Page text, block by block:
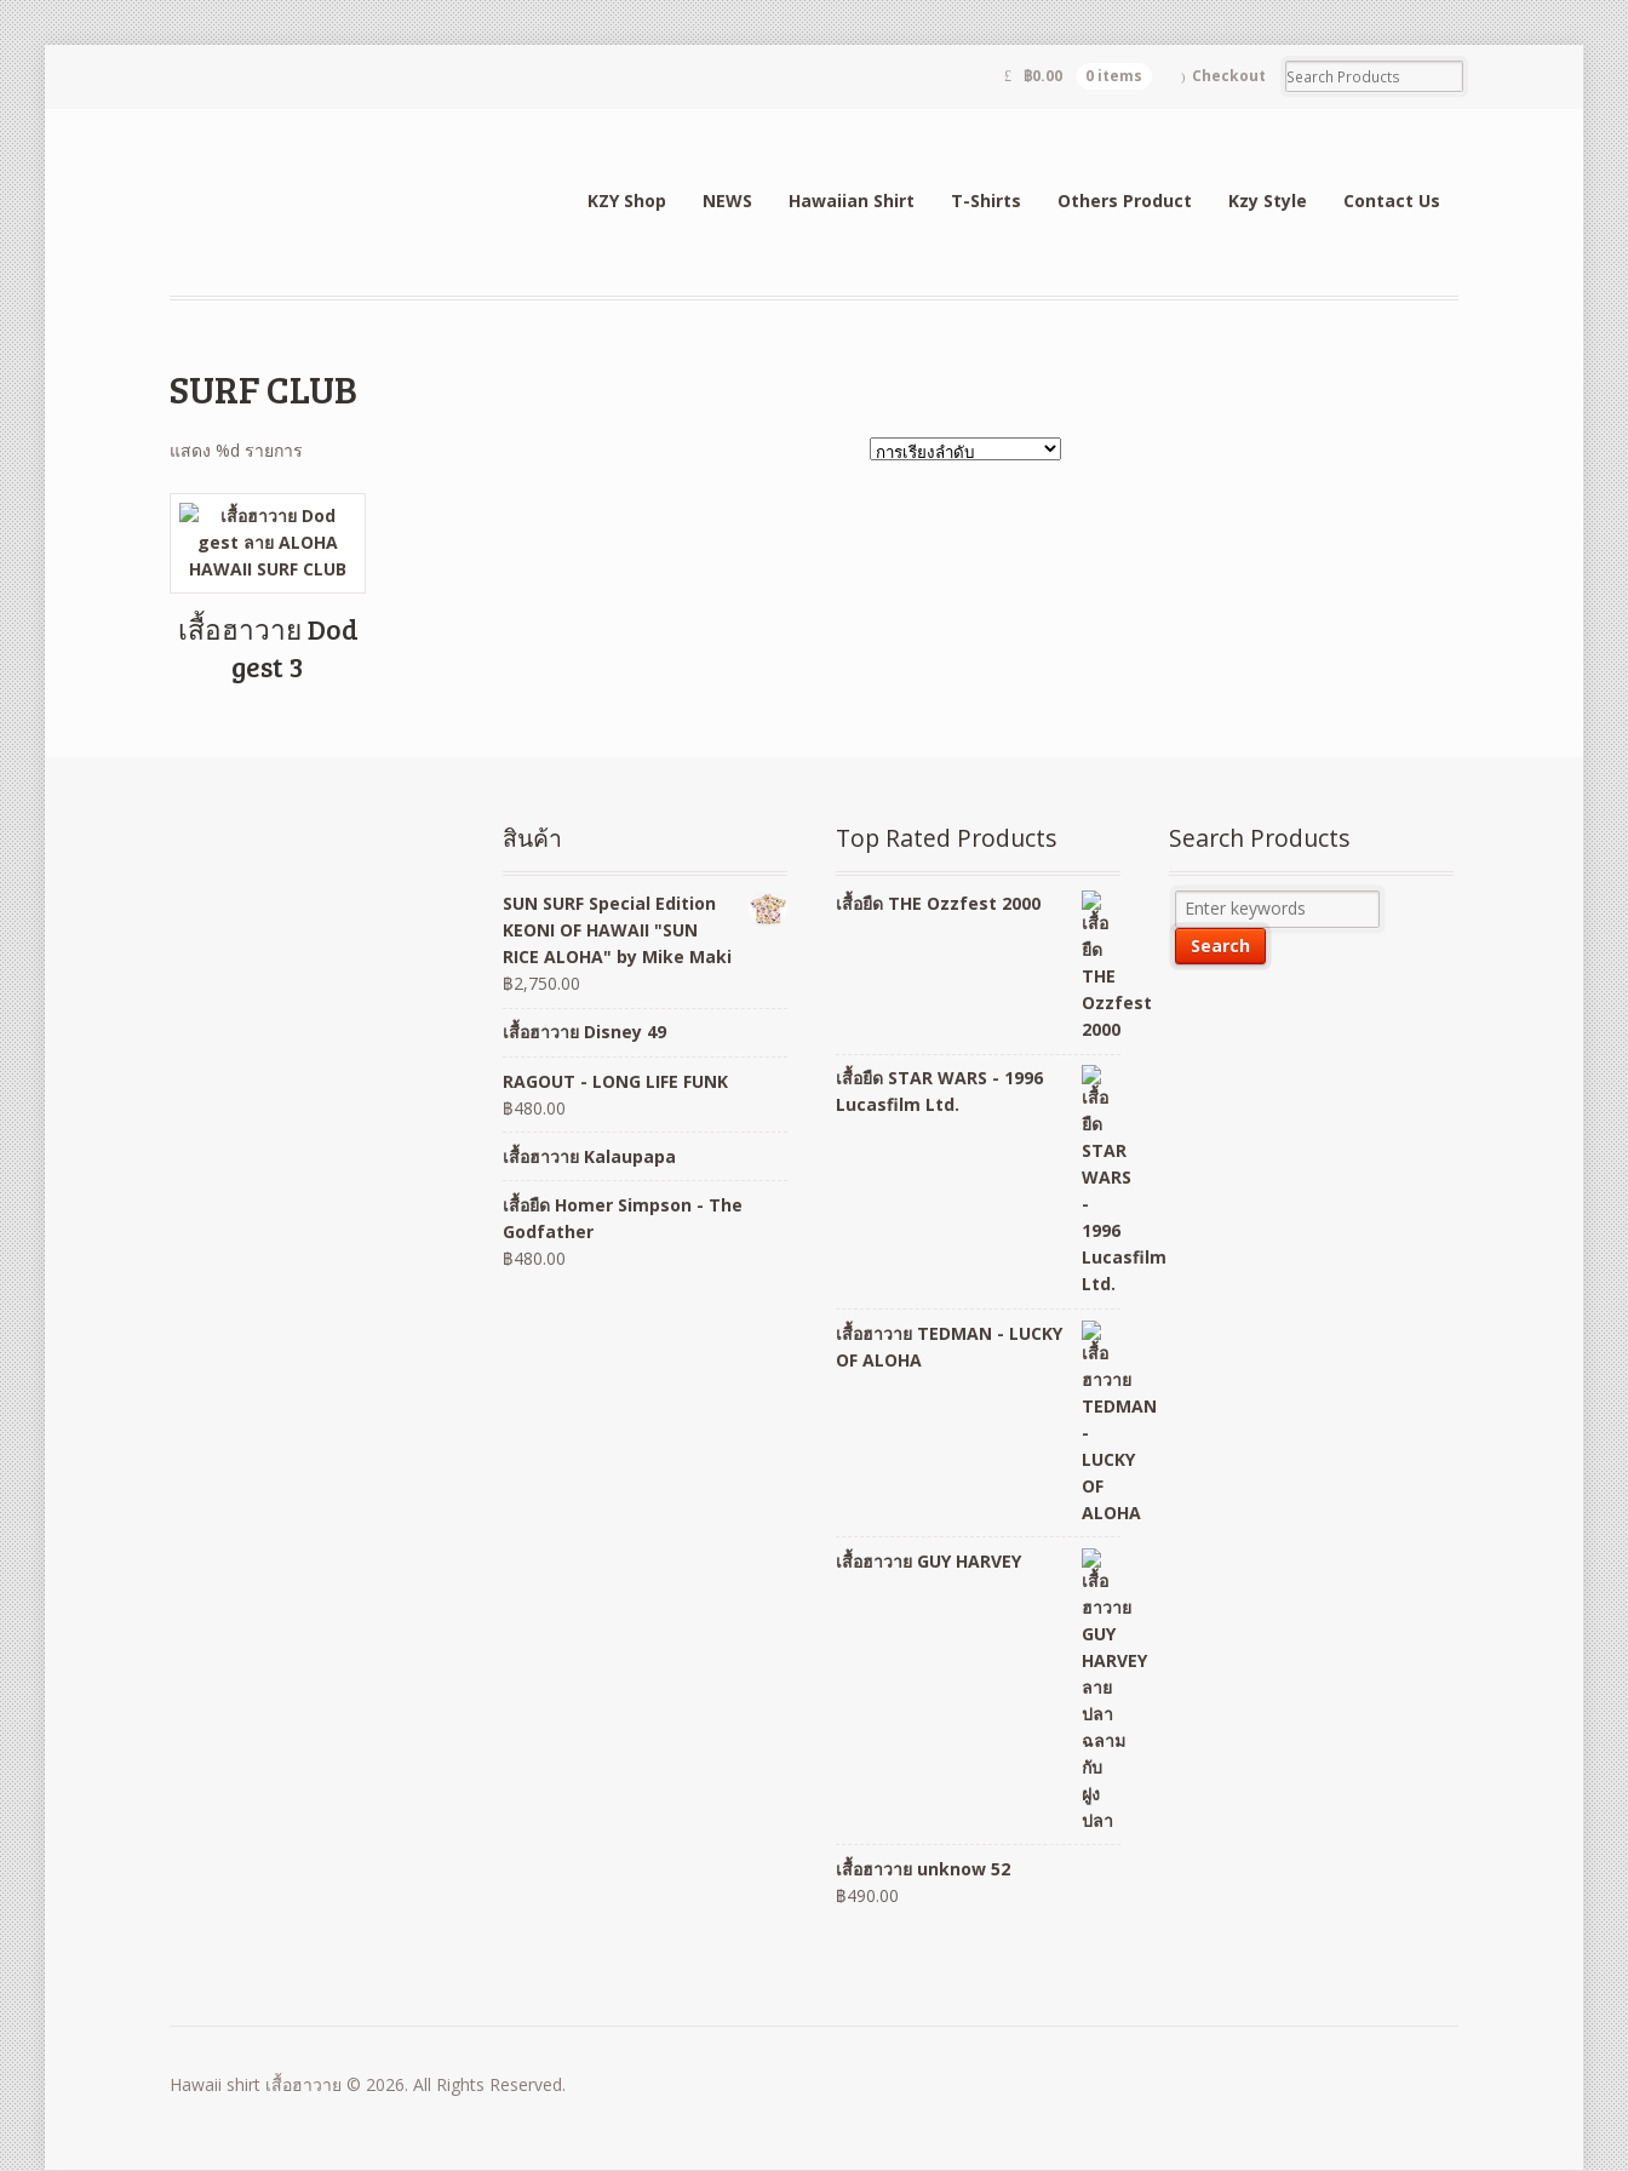
฿0.00 0 items Checkout
KZY Shop NEWS Hawaiian Shirt T-Shirts Others Product Kzy Style Contact Us
SURF CLUB
แสดง %d รายการ
เสื้อฮาวาย Dod
gest 3
สินค้า
SUN SURF Special Edition
KEONI OF HAWAII "SUN
RICE ALOHA" by Mike Maki
฿2,750.00
เสื้อฮาวาย Disney 49
RAGOUT - LONG LIFE FUNK
฿480.00
เสื้อฮาวาย Kalaupapa
เสื้อยืด Homer Simpson - The
Godfather
฿480.00
Top Rated Products
เสื้อยืด THE Ozzfest 2000
เสื้อยืด STAR WARS - 1996
Lucasfilm Ltd.
เสื้อฮาวาย TEDMAN - LUCKY
OF ALOHA
เสื้อฮาวาย GUY HARVEY
เสื้อฮาวาย unknow 52
฿490.00
Search Products
Hawaii shirt เสื้อฮาวาย © 2026. All Rights Reserved.